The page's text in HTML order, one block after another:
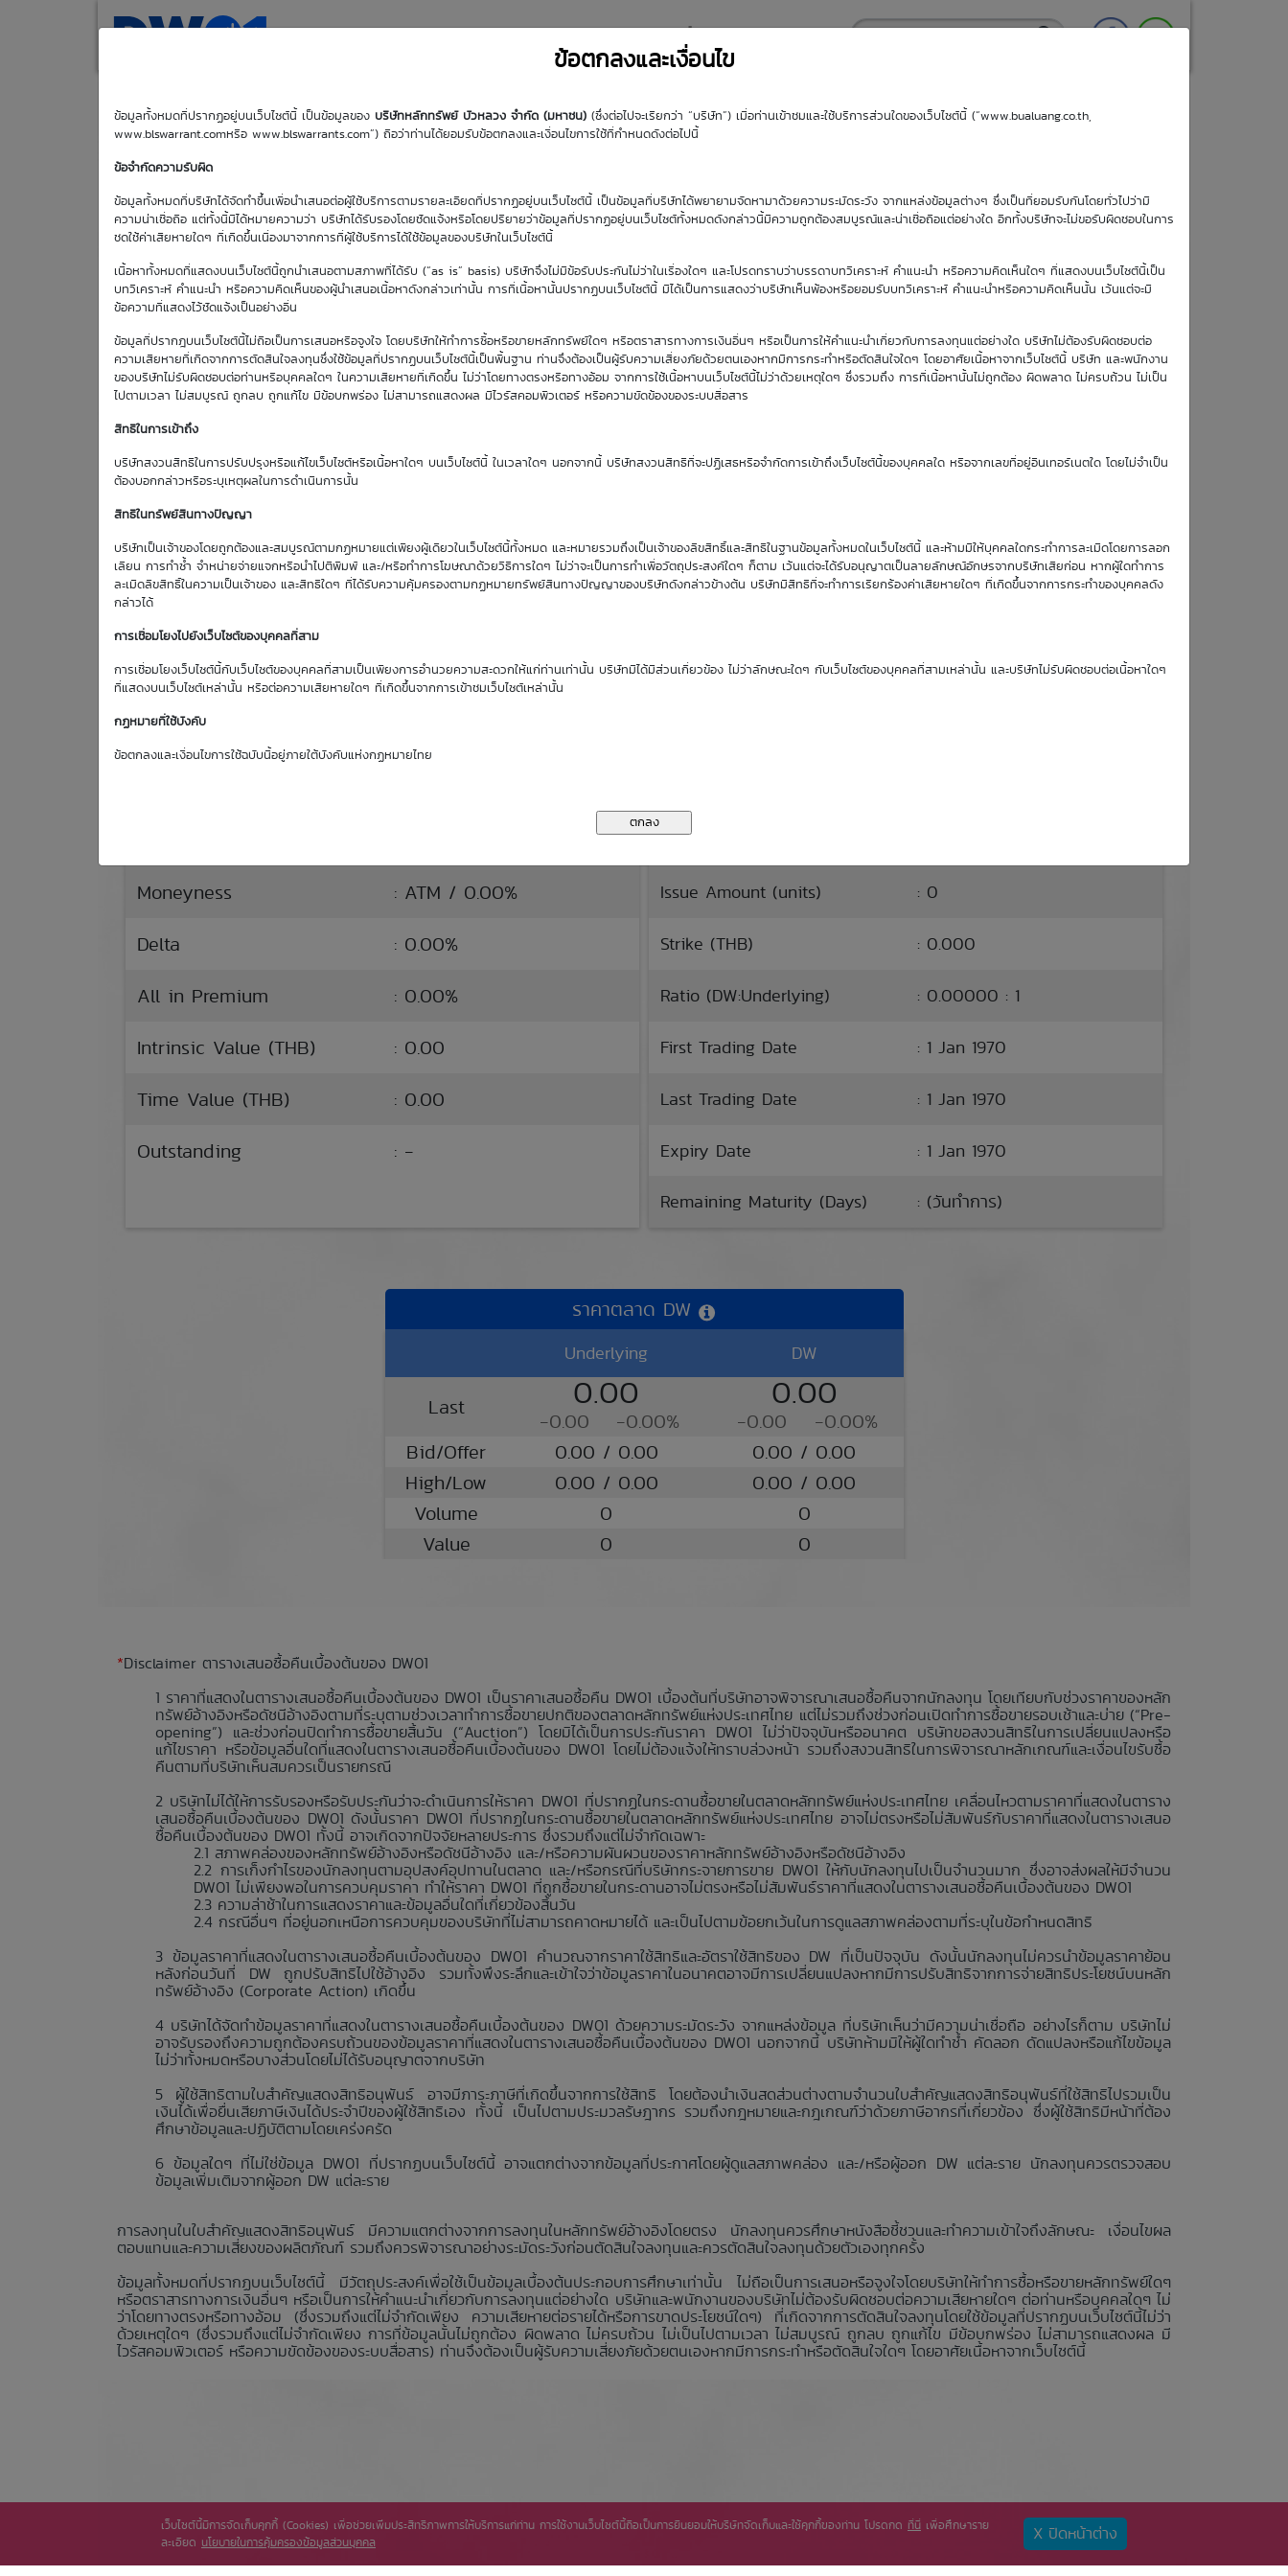
ข้อตกลงและเงื่อนไข
ข้อมูลทั้งหมดที่ปรากฏอยู่บนเว็บไซต์นี้ เป็นข้อมูลของ บริษัทหลักทรัพย์ บัวหลวง จำกัด (มหาชน) (ซึ่งต่อไปจะเรียกว่า “บริษัท”) เมื่อท่านเข้าชมและใช้บริการส่วนใดของเว็บไซต์นี้ (“www.bualuang.co.th,
www.blswarrant.comหรือ www.blswarrants.com”) ถือว่าท่านได้ยอมรับข้อตกลงและเงื่อนไขการใช้ที่กำหนดดังต่อไปนี้
ข้อจำกัดความรับผิด
ข้อมูลทั้งหมดที่บริษัทได้จัดทำขึ้นเพื่อนำเสนอต่อผู้ใช้บริการตามรายละเอียดที่ปรากฏอยู่บนเว็บไซต์นี้ เป็นข้อมูลที่บริษัทได้พยายามจัดหามาด้วยความระมัดระวัง จากแหล่งข้อมูลต่างๆ ซึ่งเป็นที่ยอมรับกันโดยทั่วไปว่ามี
ความน่าเชื่อถือ แต่ทั้งนี้มิได้หมายความว่า บริษัทได้รับรองโดยชัดแจ้งหรือโดยปริยายว่าข้อมูลที่ปรากฏอยู่บนเว็บไซต์ทั้งหมดดังกล่าวนี้มีความถูกต้องสมบูรณ์และน่าเชื่อถือแต่อย่างใด อีกทั้งบริษัทจะไม่ขอรับผิดชอบในการ
ชดใช้ค่าเสียหายใดๆ ที่เกิดขึ้นเนื่องมาจากการที่ผู้ใช้บริการได้ใช้ข้อมูลของบริษัทในเว็บไซต์นี้
เนื้อหาทั้งหมดที่แสดงบนเว็บไซต์นี้ถูกนำเสนอตามสภาพที่ได้รับ (“as is” basis) บริษัทจึงไม่มีข้อรับประกันไม่ว่าในเรื่องใดๆ และโปรดทราบว่าบรรดาบทวิเคราะห์ คำแนะนำ หรือความคิดเห็นใดๆ ที่แสดงบนเว็บไซต์นี้เป็น
บทวิเคราะห์ คำแนะนำ หรือความคิดเห็นของผู้นำเสนอเนื้อหาดังกล่าวเท่านั้น การที่เนื้อหานั้นปรากฏบนเว็บไซต์นี้ มิได้เป็นการแสดงว่าบริษัทเห็นพ้องหรือยอมรับบทวิเคราะห์ คำแนะนำหรือความคิดเห็นนั้น เว้นแต่จะมี
ข้อความที่แสดงไว้ชัดแจ้งเป็นอย่างอื่น
ข้อมูลที่ปรากฎบนเว็บไซต์นี้ไม่ถือเป็นการเสนอหรือจูงใจ โดยบริษัทให้ทำการซื้อหรือขายหลักทรัพย์ใดๆ หรือตราสารทางการเงินอื่นๆ หรือเป็นการให้คำแนะนำเกี่ยวกับการลงทุนแต่อย่างใด บริษัทไม่ต้องรับผิดชอบต่อ
ความเสียหายที่เกิดจากการตัดสินใจลงทุนซึ่งใช้ข้อมูลที่ปรากฏบนเว็บไซต์นี้เป็นพื้นฐาน ท่านจึงต้องเป็นผู้รับความเสี่ยงภัยด้วยตนเองหากมีการกระทำหรือตัดสินใจใดๆ โดยอาศัยเนื้อหาจากเว็บไซต์นี้ บริษัท และพนักงาน
ของบริษัทไม่รับผิดชอบต่อท่านหรือบุคคลใดๆ ในความเสียหายที่เกิดขึ้น ไม่ว่าโดยทางตรงหรือทางอ้อม จากการใช้เนื้อหาบนเว็บไซต์นี้ไม่ว่าด้วยเหตุใดๆ ซึ่งรวมถึง การที่เนื้อหานั้นไม่ถูกต้อง ผิดพลาด ไม่ครบถ้วน ไม่เป็น
ไปตามเวลา ไม่สมบูรณ์ ถูกลบ ถูกแก้ไข มีข้อบกพร่อง ไม่สามารถแสดงผล มีไวรัสคอมพิวเตอร์ หรือความขัดข้องของระบบสื่อสาร
สิทธิในการเข้าถึง
บริษัทสงวนสิทธิในการปรับปรุงหรือแก้ไขเว็บไซต์หรือเนื้อหาใดๆ บนเว็บไซต์นี้ ในเวลาใดๆ นอกจากนี้ บริษัทสงวนสิทธิที่จะปฏิเสธหรือจำกัดการเข้าถึงเว็บไซต์นี้ของบุคคลใด หรือจากเลขที่อยู่อินเทอร์เนตใด โดยไม่จำเป็น
ต้องบอกกล่าวหรือระบุเหตุผลในการดำเนินการนั้น
สิทธิในทรัพย์สินทางปัญญา
บริษัทเป็นเจ้าของโดยถูกต้องและสมบูรณ์ตามกฏหมายแต่เพียงผู้เดียวในเว็บไซต์นี้ทั้งหมด และหมายรวมถึงเป็นเจ้าของลิขสิทธิ์และสิทธิในฐานข้อมูลทั้งหมดในเว็บไซต์นี้ และห้ามมิให้บุคคลใดกระทำการละเมิดโดยการลอก
เลียน การทำซ้ำ จำหน่ายจ่ายแจกหรือนำไปตีพิมพ์ และ/หรือทำการโฆษณาด้วยวิธีการใดๆ ไม่ว่าจะเป็นการทำเพื่อวัตถุประสงค์ใดๆ ก็ตาม เว้นแต่จะได้รับอนุญาตเป็นลายลักษณ์อักษรจากบริษัทเสียก่อน หากผู้ใดทำการ
ละเมิดลิขสิทธิ์ในความเป็นเจ้าของ และสิทธิใดๆ ที่ได้รับความคุ้มครองตามกฏหมายทรัพย์สินทางปัญญาของบริษัทดังกล่าวข้างต้น บริษัทมีสิทธิที่จะทำการเรียกร้องค่าเสียหายใดๆ ที่เกิดขึ้นจากการกระทำของบุคคลดัง
กล่าวได้
การเชื่อมโยงไปยังเว็บไซต์ของบุคคลที่สาม
การเชื่อมโยงเว็บไซต์นี้กับเว็บไซต์ของบุคคลที่สามเป็นเพียงการอำนวยความสะดวกให้แก่ท่านเท่านั้น บริษัทมิได้มีส่วนเกี่ยวข้อง ไม่ว่าลักษณะใดๆ กับเว็บไซต์ของบุคคลที่สามเหล่านั้น และบริษัทไม่รับผิดชอบต่อเนื้อหาใดๆ
ที่แสดงบนเว็บไซต์เหล่านั้น หรือต่อความเสียหายใดๆ ที่เกิดขึ้นจากการเข้าชมเว็บไซต์เหล่านั้น
กฏหมายที่ใช้บังคับ
ข้อตกลงและเงื่อนไขการใช้ฉบับนี้อยู่ภายใต้บังคับแห่งกฏหมายไทย
Home(current)
Search My DW Highlight DW มุมความรู้ DW Search
PTTGC01P2607A
แรก
1 ม.ค. 2513
วันซื้อขายปัจจุบัน
7 ส.ค. 2569
สุดท้าย
1 ม.ค. 2513
0.00 0.00 %
DW Indicators
Effective Gearing
Sensitivity
: 0.00
Time Decay (%)
Moneyness
: ATM / 0.00%
Delta
: 0.00%
All in Premium
: 0.00%
Intrinsic Value (THB)
: 0.00
Time Value (THB)
: 0.00
Outstanding
: -
ข้อมูล DW
Exercise Type
Issue Amount (units) : 0
Strike (THB) : 0.000
Ratio (DW:Underlying) : 0.00000 : 1
First Trading Date : 1 Jan 1970
Last Trading Date : 1 Jan 1970
Expiry Date : 1 Jan 1970
Remaining Maturity (Days) : (วันทำการ)
ราคาตลาด DW
Underlying DW
Last 0.00
-0.00 -0.00%
0.00
-0.00
-0.00%
Bid/Offer
0.00 / 0.00
0.00 / 0.00
High/Low
0.00 / 0.00
0.00 / 0.00
Volume
0
0
Value
0 0
*Disclaimer ตารางเสนอซื้อคืนเบื้องต้นของ DW01
ราคาที่แสดงในตารางเสนอซื้อคืนเบื้องต้นของ DW01 เป็นราคาเสนอซื้อคืน DW01 เบื้องต้นที่บริษัทอาจพิจารณาเสนอซื้อคืนจากนักลงทุน โดยเทียบกับช่วงราคาของหลัก
ทรัพย์อ้างอิงหรือดัชนีอ้างอิงตามที่ระบุตามช่วงเวลาทำการซื้อขายปกติของตลาดหลักทรัพย์แห่งประเทศไทย แต่ไม่รวมถึงช่วงก่อนเปิดทำการซื้อขายรอบเช้าและบ่าย (“Pre-
opening”) และช่วงก่อนปิดทำการซื้อขายสิ้นวัน (“Auction”) โดยมิได้เป็นการประกันราคา DW01 ไม่ว่าปัจจุบันหรืออนาคต บริษัทขอสงวนสิทธิในการเปลี่ยนแปลงหรือ
แก้ไขราคา หรือข้อมูลอื่นใดที่แสดงในตารางเสนอซื้อคืนเบื้องต้นของ DW01 โดยไม่ต้องแจ้งให้ทราบล่วงหน้า รวมถึงสงวนสิทธิในการพิจารณาหลักเกณฑ์และเงื่อนไขรับซื้อ
คืนตามที่บริษัทเห็นสมควรเป็นรายกรณี
บริษัทไม่ได้ให้การรับรองหรือรับประกันว่าจะดำเนินการให้ราคา DW01 ที่ปรากฏในกระดานซื้อขายในตลาดหลักทรัพย์แห่งประเทศไทย เคลื่อนไหวตามราคาที่แสดงในตาราง
เสนอซื้อคืนเบื้องต้นของ DW01 ดังนั้นราคา DW01 ที่ปรากฏในกระดานซื้อขายในตลาดหลักทรัพย์แห่งประเทศไทย อาจไม่ตรงหรือไม่สัมพันธ์กับราคาที่แสดงในตารางเสนอ
ซื้อคืนเบื้องต้นของ DW01 ทั้งนี้ อาจเกิดจากปัจจัยหลายประการ ซึ่งรวมถึงแต่ไม่จำกัดเฉพาะ
สภาพคล่องของหลักทรัพย์อ้างอิงหรือดัชนีอ้างอิง และ/หรือความผันผวนของราคาหลักทรัพย์อ้างอิงหรือดัชนีอ้างอิง
การเก็งกำไรของนักลงทุนตามอุปสงค์อุปทานในตลาด และ/หรือกรณีที่บริษัทกระจายการขาย DW01 ให้กับนักลงทุนไปเป็นจำนวนมาก ซึ่งอาจส่งผลให้มีจำนวน
DW01 ไม่เพียงพอในการควบคุมราคา ทำให้ราคา DW01 ที่ถูกซื้อขายในกระดานอาจไม่ตรงหรือไม่สัมพันธ์ราคาที่แสดงในตารางเสนอซื้อคืนเบื้องต้นของ DW01
ความล่าช้าในการแสดงราคาและข้อมูลอื่นใดที่เกี่ยวข้องสิ้นวัน
กรณีอื่นๆ ที่อยู่นอกเหนือการควบคุมของบริษัทที่ไม่สามารถคาดหมายได้ และเป็นไปตามข้อยกเว้นในการดูแลสภาพคล่องตามที่ระบุในข้อกำหนดสิทธิ
ข้อมูลราคาที่แสดงในตารางเสนอซื้อคืนเบื้องต้นของ DW01 คำนวณจากราคาใช้สิทธิและอัตราใช้สิทธิของ DW ที่เป็นปัจจุบัน ดังนั้นนักลงทุนไม่ควรนำข้อมูลราคาย้อน
หลังก่อนวันที่ DW ถูกปรับสิทธิไปใช้อ้างอิง รวมทั้งพึงระลึกและเข้าใจว่าข้อมูลราคาในอนาคตอาจมีการเปลี่ยนแปลงหากมีการปรับสิทธิจากการจ่ายสิทธิประโยชน์บนหลัก
ทรัพย์อ้างอิง (Corporate Action) เกิดขึ้น
บริษัทได้จัดทำข้อมูลราคาที่แสดงในตารางเสนอซื้อคืนเบื้องต้นของ DW01 ด้วยความระมัดระวัง จากแหล่งข้อมูล ที่บริษัทเห็นว่ามีความน่าเชื่อถือ อย่างไรก็ตาม บริษัทไม่
อาจรับรองถึงความถูกต้องครบถ้วนของข้อมูลราคาที่แสดงในตารางเสนอซื้อคืนเบื้องต้นของ DW01 นอกจากนี้ บริษัทห้ามมิให้ผู้ใดทำซ้ำ คัดลอก ดัดแปลงหรือแก้ไขข้อมูล
ไม่ว่าทั้งหมดหรือบางส่วนโดยไม่ได้รับอนุญาตจากบริษัท
ผู้ใช้สิทธิตามใบสำคัญแสดงสิทธิอนุพันธ์ อาจมีภาระภาษีที่เกิดขึ้นจากการใช้สิทธิ โดยต้องนำเงินสดส่วนต่างตามจำนวนใบสำคัญแสดงสิทธิอนุพันธ์ที่ใช้สิทธิไปรวมเป็น
เงินได้เพื่อยื่นเสียภาษีเงินได้ประจำปีของผู้ใช้สิทธิเอง ทั้งนี้ เป็นไปตามประมวลรัษฎากร รวมถึงกฎหมายและกฎเกณฑ์ว่าด้วยภาษีอากรที่เกี่ยวข้อง ซึ่งผู้ใช้สิทธิมีหน้าที่ต้อง
ศึกษาข้อมูลและปฏิบัติตามโดยเคร่งครัด
ข้อมูลใดๆ ที่ไม่ใช่ข้อมูล DW01 ที่ปรากฏบนเว็บไซต์นี้ อาจแตกต่างจากข้อมูลที่ประกาศโดยผู้ดูแลสภาพคล่อง และ/หรือผู้ออก DW แต่ละราย นักลงทุนควรตรวจสอบ
ข้อมูลเพิ่มเติมจากผู้ออก DW แต่ละราย
การลงทุนในใบสำคัญแสดงสิทธิอนุพันธ์ มีความแตกต่างจากการลงทุนในหลักทรัพย์อ้างอิงโดยตรง นักลงทุนควรศึกษาหนังสือชี้ชวนและทำความเข้าใจถึงลักษณะ เงื่อนไขผล
ตอบแทนและความเสี่ยงของผลิตภัณฑ์ รวมถึงควรพิจารณาอย่างระมัดระวังก่อนตัดสินใจลงทุนและควรตัดสินใจลงทุนด้วยตัวเองทุกครั้ง
ข้อมูลทั้งหมดที่ปรากฏบนเว็บไซต์นี้ มีวัตถุประสงค์เพื่อใช้เป็นข้อมูลเบื้องต้นประกอบการศึกษาเท่านั้น ไม่ถือเป็นการเสนอหรือจูงใจโดยบริษัทให้ทำการซื้อหรือขายหลักทรัพย์ใดๆ
หรือตราสารทางการเงินอื่นๆ หรือเป็นการให้คำแนะนำเกี่ยวกับการลงทุนแต่อย่างใด บริษัทและพนักงานของบริษัทไม่ต้องรับผิดชอบต่อความเสียหายใดๆ ต่อท่านหรือบุคคลใดๆ ไม่
ว่าโดยทางตรงหรือทางอ้อม (ซึ่งรวมถึงแต่ไม่จำกัดเพียง ความเสียหายต่อรายได้หรือการขาดประโยชน์ใดๆ) ที่เกิดจากการตัดสินใจลงทุนโดยใช้ข้อมูลที่ปรากฏบนเว็บไซต์นี้ไม่ว่า
ด้วยเหตุใดๆ (ซึ่งรวมถึงแต่ไม่จำกัดเพียง การที่ข้อมูลนั้นไม่ถูกต้อง ผิดพลาด ไม่ครบถ้วน ไม่เป็นไปตามเวลา ไม่สมบูรณ์ ถูกลบ ถูกแก้ไข มีข้อบกพร่อง ไม่สามารถแสดงผล มี
ไวรัสคอมพิวเตอร์ หรือความขัดข้องของระบบสื่อสาร) ท่านจึงต้องเป็นผู้รับความเสี่ยงภัยด้วยตนเองหากมีการกระทำหรือตัดสินใจใดๆ โดยอาศัยเนื้อหาจากเว็บไซต์นี้
เว็บไซต์นี้มีการจัดเก็บคุกกี้ (Cookies) เพื่อช่วยเพิ่มประสิทธิภาพการให้บริการแก่ท่าน การใช้งานเว็บไซต์นี้ถือเป็นการยินยอมให้บริษัทจัดเก็บและใช้คุกกี้ของท่าน โปรดกด ที่นี่ เพื่อศึกษาราย
ละเอียด นโยบายในการคุ้มครองข้อมูลส่วนบุคคล X ปิดหน้าต่าง